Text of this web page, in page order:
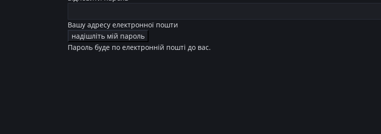
Вашу адресу електронної пошти
Пароль буде по електронній пошті до вас.